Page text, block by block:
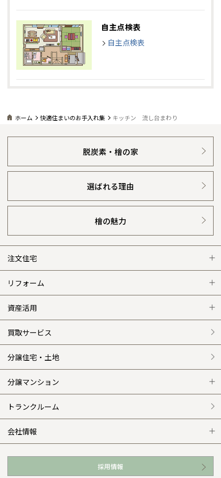
自主点検表
自主点検表
ホーム 快適住まいのお手入れ集 キッチン 流し台まわり
脱炭素・檜の家
選ばれる理由
檜の魅力
注文住宅
注文住宅 トップ
グレートステージ
クレステージ
施工事例
平屋の家
外観・インテリア集
WEB住宅展示場
お近くの展示場
リフォーム
リフォーム トップ
リフォームメニュー
選ばれる理由
リフォームの流れ
介護保険利用で快適リフォーム
カタログ請求（無料）
資産活用
資産活用 トップ
賃貸併用住宅のメリット
安心のサポートシステム
商品紹介
展示場案内
買取サービス
分譲住宅・土地
分譲マンション
分譲マンション トップ
ワザックとは
高い信頼性
トランクルーム
会社情報
会社情報 トップ
採用情報